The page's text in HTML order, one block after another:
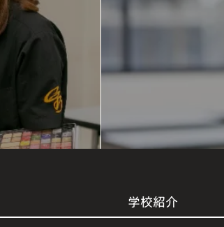
学校紹介